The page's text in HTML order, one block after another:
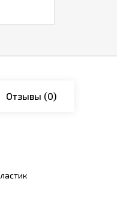
Отзывы (0)